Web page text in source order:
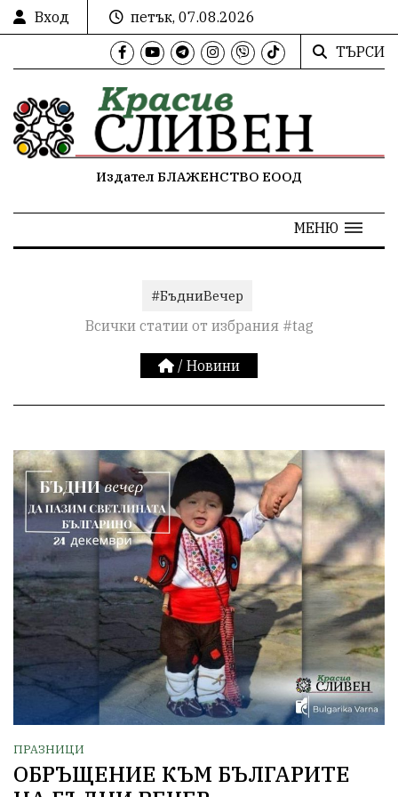
Вход
петък, 07.08.2026
ТЪРСИ
Издател БЛАЖЕНСТВО ЕООД
МЕНЮ
#БъдниВечер
Всички статии от избрания #tag
/ Новини
ПРАЗНИЦИ
ОБРЪЩЕНИЕ КЪМ БЪЛГАРИТЕ